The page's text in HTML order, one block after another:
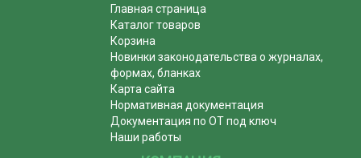
Главная страница
Каталог товаров
Корзина
Новинки законодательства о журналах,
формах, бланках
Карта сайта
Нормативная документация
Документация по ОТ под ключ
Наши работы